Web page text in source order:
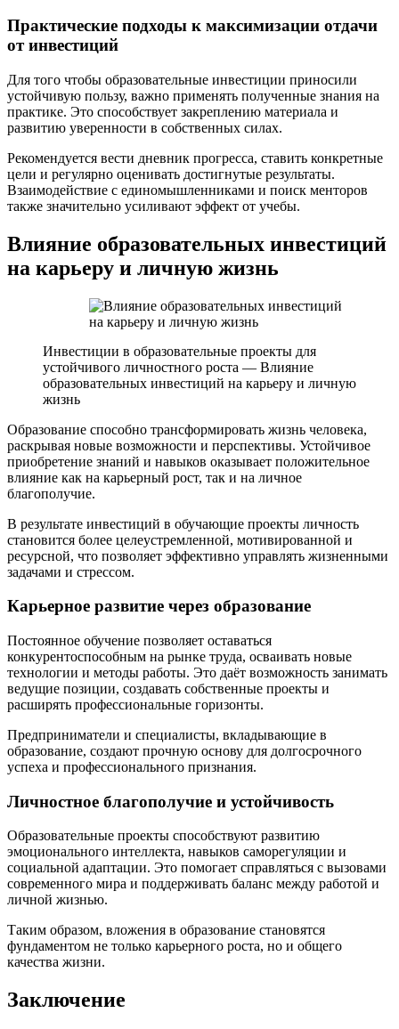
Практические подходы к максимизации отдачи
от инвестиций
Для того чтобы образовательные инвестиции приносили
устойчивую пользу, важно применять полученные знания на
практике. Это способствует закреплению материала и
развитию уверенности в собственных силах.
Рекомендуется вести дневник прогресса, ставить конкретные
цели и регулярно оценивать достигнутые результаты.
Взаимодействие с единомышленниками и поиск менторов
также значительно усиливают эффект от учебы.
Влияние образовательных инвестиций
на карьеру и личную жизнь
Инвестиции в образовательные проекты для
устойчивого личностного роста — Влияние
образовательных инвестиций на карьеру и личную
жизнь
Образование способно трансформировать жизнь человека,
раскрывая новые возможности и перспективы. Устойчивое
приобретение знаний и навыков оказывает положительное
влияние как на карьерный рост, так и на личное
благополучие.
В результате инвестиций в обучающие проекты личность
становится более целеустремленной, мотивированной и
ресурсной, что позволяет эффективно управлять жизненными
задачами и стрессом.
Карьерное развитие через образование
Постоянное обучение позволяет оставаться
конкурентоспособным на рынке труда, осваивать новые
технологии и методы работы. Это даёт возможность занимать
ведущие позиции, создавать собственные проекты и
расширять профессиональные горизонты.
Предприниматели и специалисты, вкладывающие в
образование, создают прочную основу для долгосрочного
успеха и профессионального признания.
Личностное благополучие и устойчивость
Образовательные проекты способствуют развитию
эмоционального интеллекта, навыков саморегуляции и
социальной адаптации. Это помогает справляться с вызовами
современного мира и поддерживать баланс между работой и
личной жизнью.
Таким образом, вложения в образование становятся
фундаментом не только карьерного роста, но и общего
качества жизни.
Заключение